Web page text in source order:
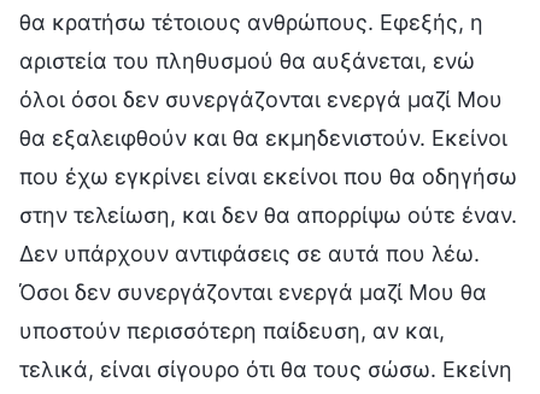
θα κρατήσω τέτοιους ανθρώπους. Εφεξής, η
αριστεία του πληθυσμού θα αυξάνεται, ενώ
όλοι όσοι δεν συνεργάζονται ενεργά μαζί Μου
θα εξαλειφθούν και θα εκμηδενιστούν. Εκείνοι
που έχω εγκρίνει είναι εκείνοι που θα οδηγήσω
στην τελείωση, και δεν θα απορρίψω ούτε έναν.
Δεν υπάρχουν αντιφάσεις σε αυτά που λέω.
Όσοι δεν συνεργάζονται ενεργά μαζί Μου θα
υποστούν περισσότερη παίδευση, αν και,
τελικά, είναι σίγουρο ότι θα τους σώσω. Εκείνη